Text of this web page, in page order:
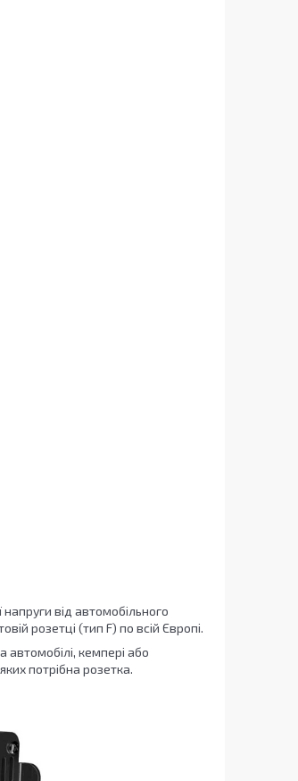
від автомобільного
розетці (тип F) по всій Європі.
кемпері або
потрібна розетка.